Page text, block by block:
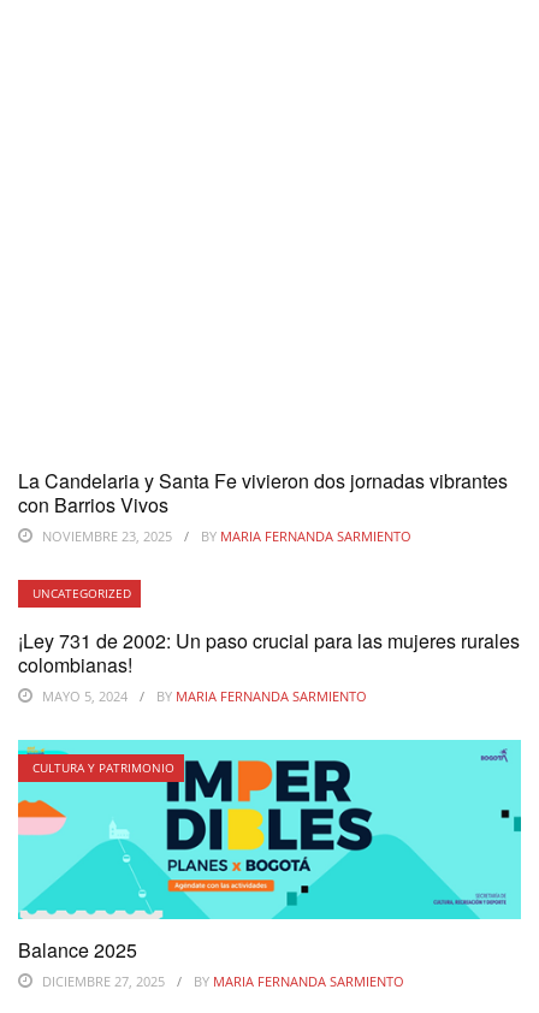
La Candelaria y Santa Fe vivieron dos jornadas vibrantes
con Barrios Vivos
NOVIEMBRE 23, 2025 BY MARIA FERNANDA SARMIENTO
UNCATEGORIZED
¡Ley 731 de 2002: Un paso crucial para las mujeres rurales
colombianas!
MAYO 5, 2024 BY MARIA FERNANDA SARMIENTO
CULTURA Y PATRIMONIO
Balance 2025
DICIEMBRE 27, 2025 BY MARIA FERNANDA SARMIENTO